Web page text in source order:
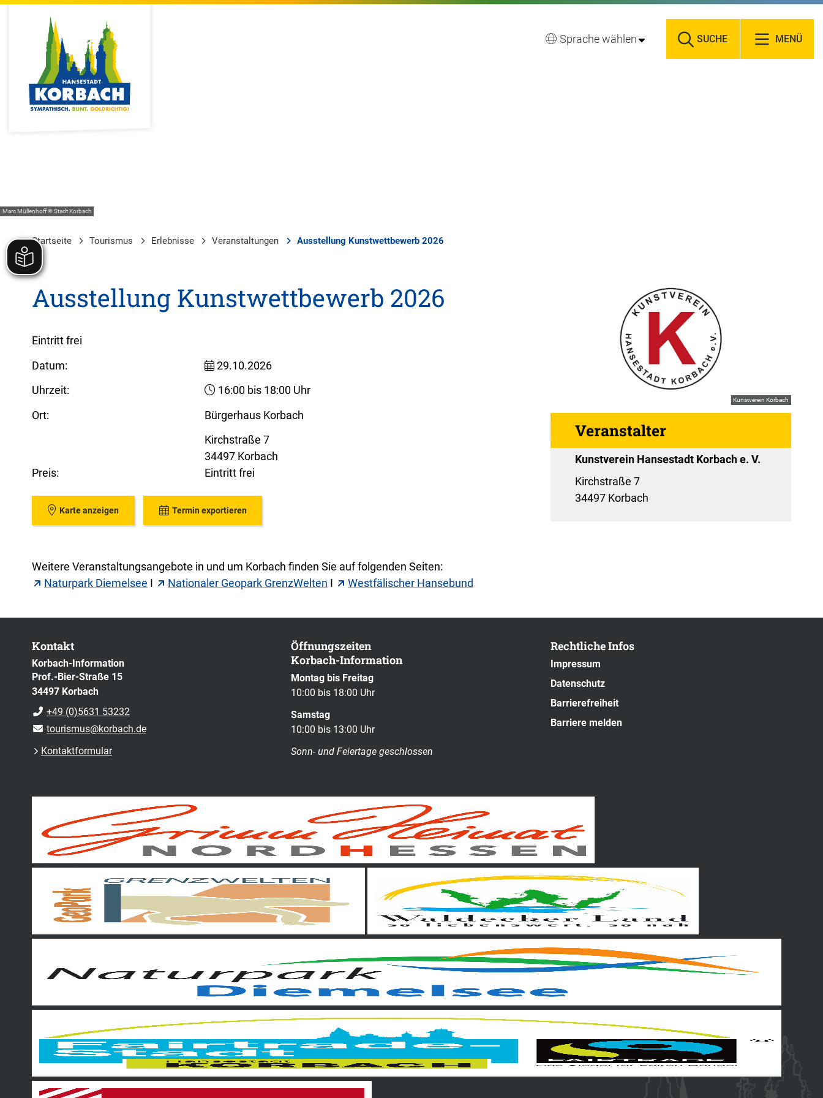
Sprache wählen SUCHE MENÜ
Marc Müllenhoff © Stadt Korbach
Startseite Tourismus Erlebnisse Veranstaltungen Ausstellung Kunstwettbewerb 2026
Ausstellung Kunstwettbewerb 2026
Eintritt frei
Datum:
29.10.2026
Uhrzeit:
16:00 bis 18:00 Uhr
Ort:
Bürgerhaus Korbach
Kirchstraße 7
34497 Korbach
Preis:
Eintritt frei
Karte anzeigen Termin exportieren
Kunstverein Korbach
Veranstalter
Kunstverein Hansestadt Korbach e. V.
Kirchstraße 7
34497 Korbach
Weitere Veranstaltungsangebote in und um Korbach finden Sie auf folgenden Seiten:
Naturpark Diemelsee I Nationaler Geopark GrenzWelten I Westfälischer Hansebund
Kontakt
Korbach-Information
Prof.-Bier-Straße 15
34497 Korbach
+49 (0)5631 53232
tourismus@korbach.de
Kontaktformular
Öffnungszeiten
Korbach-Information
Montag bis Freitag
10:00 bis 18:00 Uhr
Samstag
10:00 bis 13:00 Uhr
Sonn- und Feiertage geschlossen
Rechtliche Infos
Impressum
Datenschutz
Barrierefreiheit
Barriere melden